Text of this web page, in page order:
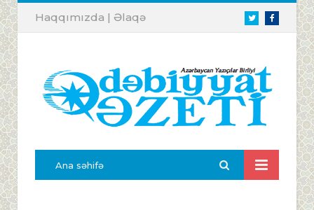
TwitterFacebook
Haqqımızda | Əlaqə
Ana səhifə